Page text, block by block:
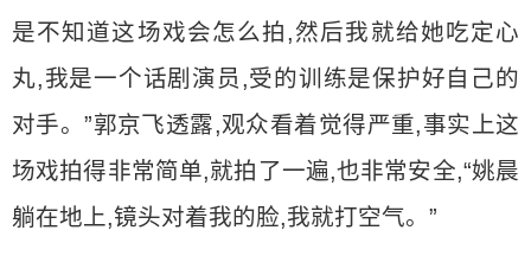
是不知道这场戏会怎么拍,然后我就给她吃定心
丸,我是一个话剧演员,受的训练是保护好自己的
对手。”郭京飞透露,观众看着觉得严重,事实上这
场戏拍得非常简单,就拍了一遍,也非常安全,“姚晨
躺在地上,镜头对着我的脸,我就打空气。”